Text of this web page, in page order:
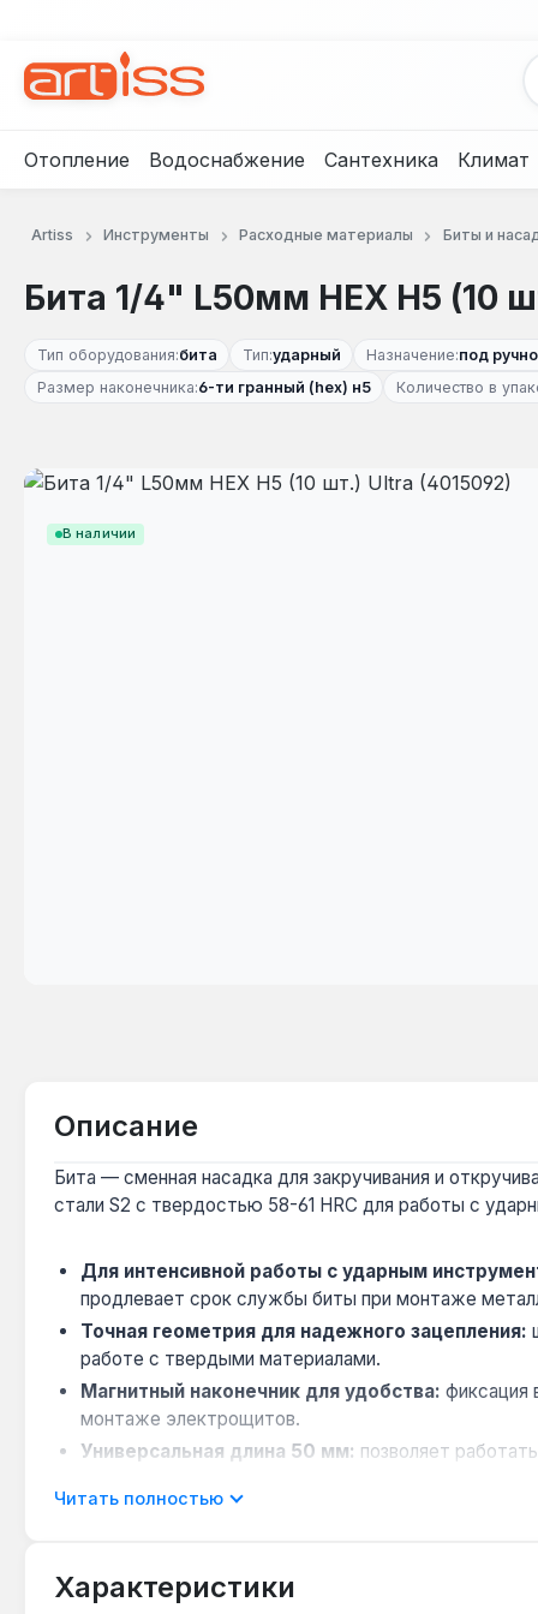
Отопление Водоснабжение Сантехника Климат
Artiss Инструменты Расходные материалы Биты и
Бита 1/4" L50мм HEX Н5 (10
Тип оборудования:бита Тип:ударный Назначение:под
Размер наконечника:6-ти гранный (hex) н5 Количество в
В наличии
Пропустить галерею изображений
Описание
Бита — сменная насадка для закручивания и
стали S2 с твердостью 58-61 HRC для работы с
Для интенсивной работы с ударным
продлевает срок службы биты при монтаже
Точная геометрия для надежного зацепления:
работе с твердыми материалами.
Магнитный наконечник для удобства: фиксация
монтаже электрощитов.
Универсальная длина 50 мм: позволяет
Набор 10 штук для профессионального
Набор подходит для монтажных, ремонтных и
Читать полностью
Характеристики